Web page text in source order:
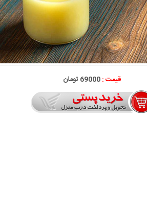
قیمت :69000 تومان